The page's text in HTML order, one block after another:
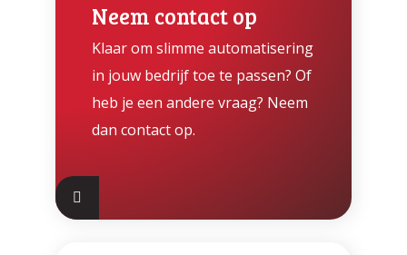
Neem contact op
Klaar om slimme automatisering
in jouw bedrijf toe te passen? Of
heb je een andere vraag? Neem
dan contact op.